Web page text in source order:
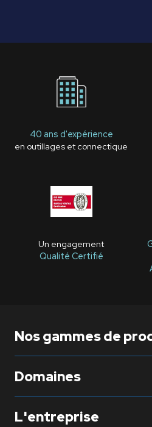
40 ans d'expérience
en outillages et connectique
Un engagement
Qualité Certifié
Nos gammes de
Domaines
L'entreprise